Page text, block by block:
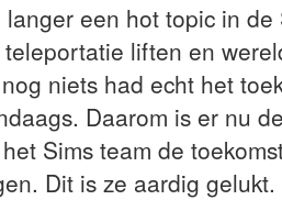
een hot topic in de
liften en
niets had echt het
Daarom is er nu
Sims team de
Dit is ze aardig gelukt.